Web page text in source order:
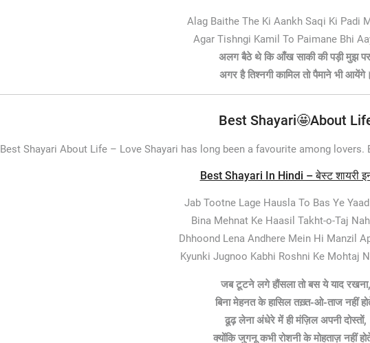
Alag Baithe The Ki Aankh Saqi Ki Padi
Agar Tishngi Kamil To Paimane Bhi
अलग बैठे थे कि आँख साकी की पड़ी मुझ
अगर है तिश्नगी कामिल तो पैमाने भी आयेंगे।
Best Shayari🤩About
Best Shayari About Life – Love Shayari has long been a favourite among
Best Shayari In Hindi – बेस्ट शायरी इन
Jab Tootne Lage Hausla To Bas Ye
Bina Mehnat Ke Haasil Takht-o-Taj
Dhhoond Lena Andhere Mein Hi Manzil
Kyunki Jugnoo Kabhi Roshni Ke Mohtaj
जब टूटने लगे हौंसला तो बस ये याद रखना,
बिना मेहनत के हासिल तख़्त-ओ-ताज नहीं
ढूढ़ लेना अंधेरे में ही मंज़िल अपनी दोस्तों,
क्योंकि जुगनू कभी रोशनी के मोहताज़ नहीं